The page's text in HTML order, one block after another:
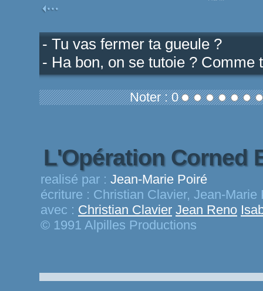
- Tu vas fermer ta gueule ?
- Ha bon, on se tutoie ? Comme
Noter : 0
L'Opération Corned
realisé par : Jean-Marie Poiré
écriture : Christian Clavier, Jean-Marie
avec : Christian Clavier Jean Reno
© 1991 Alpilles Productions